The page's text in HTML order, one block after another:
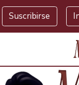
Masiosare
Suscribirse